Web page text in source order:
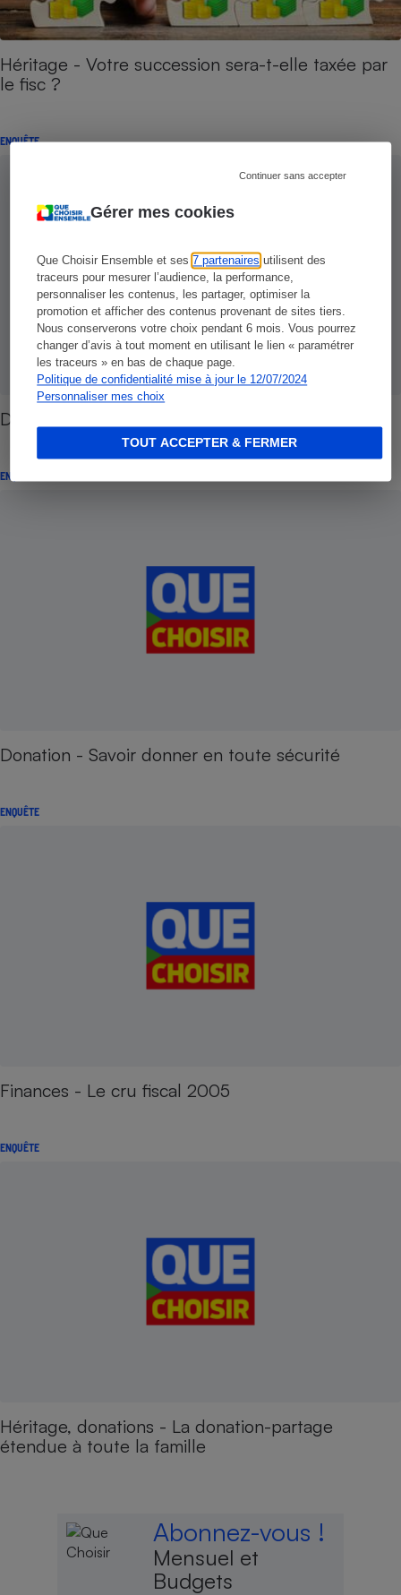
Gérer mes cookies
Que Choisir Ensemble et ses7 partenaires utilisent des
traceurs pour mesurer l’audience, la performance,
personnaliser les contenus, les partager, optimiser la
promotion et afficher des contenus provenant de sites tiers.
Nous conserverons votre choix pendant 6 mois. Vous pourrez
changer d’avis à tout moment en utilisant le lien « paramétrer
les traceurs » en bas de chaque page.
Politique de confidentialité mise à jour le 12/07/2024
Personnaliser mes choix
Continuer sans accepter
TOUT ACCEPTER & FERMER
Héritage - Votre succession sera-t-elle taxée par
le fisc ?
ENQUÊTE
Donation, succession - Donner de son vivant
ENQUÊTE
Donation - Savoir donner en toute sécurité
ENQUÊTE
Finances - Le cru fiscal 2005
ENQUÊTE
Héritage, donations - La donation-partage
étendue à toute la famille
Abonnez-vous !
Mensuel et
Budgets